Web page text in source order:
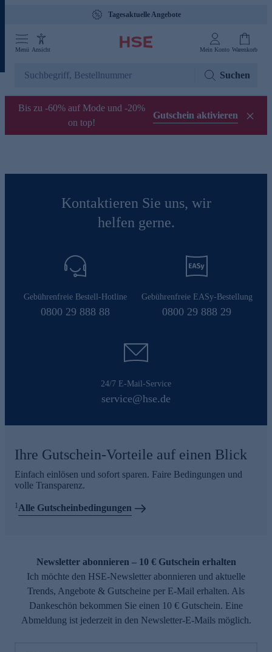
Tagesaktuelle Angebote
Menü Ansicht Mein Konto Warenkorb
Suchen
Bis zu -60% auf Mode und -20%
on top!
Gutschein aktivieren
Kontaktieren Sie uns, wir
helfen gerne.
Gebührenfreie Bestell-Hotline
0800 29 888 88
Gebührenfreie EASy-Bestellung
0800 29 888 29
24/7 E-Mail-Service
service@hse.de
Ihre Gutschein-Vorteile auf einen Blick
Einfach einlösen und sofort sparen. Faire Bedingungen und
volle Transparenz.
1Alle Gutscheinbedingungen
Newsletter abonnieren – 10 € Gutschein erhalten
Ich möchte den HSE-Newsletter abonnieren und aktuelle
Trends, Angebote & Gutscheine per E-Mail erhalten. Als
Dankeschön bekommen Sie einen 10 € Gutschein. Eine
Abmeldung ist jederzeit in den Newsletter-E-Mails möglich.